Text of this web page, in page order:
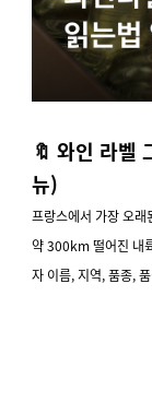
🔖 와인 라벨
뉴)
프랑스에서 가장 오래
약 300km 떨어진 내
자 이름, 지역, 품종,